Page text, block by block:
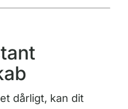
dårligt, kan dit